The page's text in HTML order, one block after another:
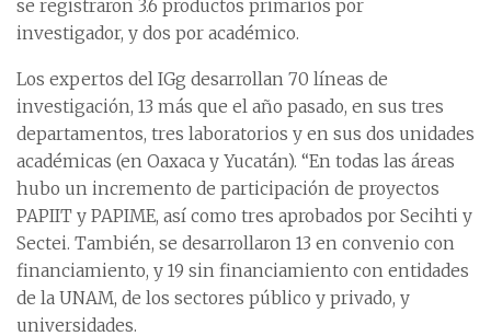
se registraron 3.6 productos primarios por
investigador, y dos por académico.
Los expertos del IGg desarrollan 70 líneas de
investigación, 13 más que el año pasado, en sus tres
departamentos, tres laboratorios y en sus dos unidades
académicas (en Oaxaca y Yucatán). “En todas las áreas
hubo un incremento de participación de proyectos
PAPIIT y PAPIME, así como tres aprobados por Secihti y
Sectei. También, se desarrollaron 13 en convenio con
financiamiento, y 19 sin financiamiento con entidades
de la UNAM, de los sectores público y privado, y
universidades.